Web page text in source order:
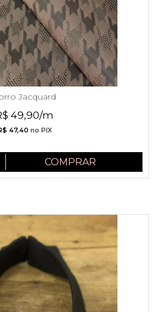
Jacquard
49,90/m
47,40 no PIX
COMPRAR